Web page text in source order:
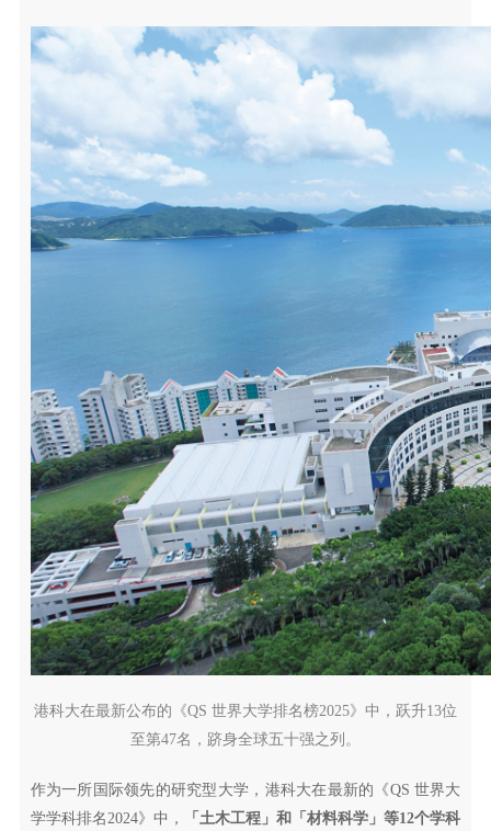
港科大在最新公布的《QS 世界大学排名榜2025》中，跃升13位
至第47名，跻身全球五十强之列。
作为一所国际领先的研究型大学，港科大在最新的《QS 世界大
学学科排名2024》中，
「土木工程」和「材料科学」等12个学科